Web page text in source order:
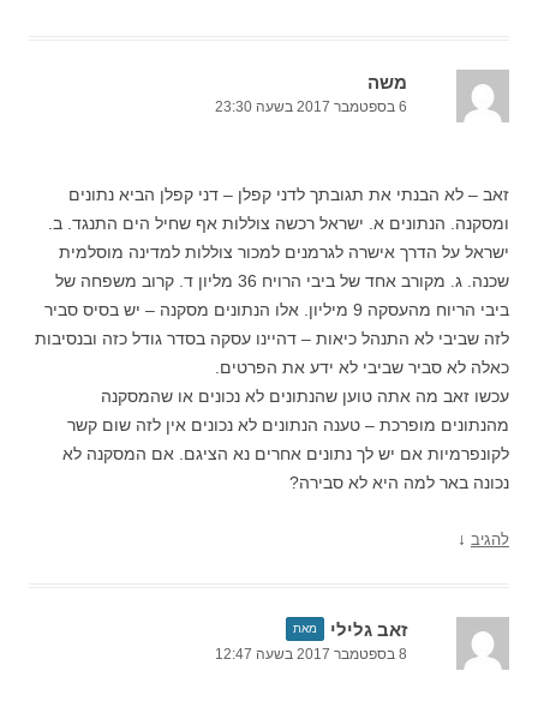
משה
6 בספטמבר 2017 בשעה 23:30
זאב – לא הבנתי את תגובתך לדני קפלן – דני קפלן הביא נתונים
ומסקנה. הנתונים א. ישראל רכשה צוללות אף שחיל הים התנגד. ב.
ישראל על הדרך אישרה לגרמנים למכור צוללות למדינה מוסלמית
שכנה. ג. מקורב אחד של ביבי הרויח 36 מליון ד. קרוב משפחה של
ביבי הריוח מהעסקה 9 מיליון. אלו הנתונים מסקנה – יש בסיס סביר
לזה שביבי לא התנהל כיאות – דהיינו עסקה בסדר גודל כזה ובנסיבות
כאלה לא סביר שביבי לא ידע את הפרטים.
עכשו זאב מה אתה טוען שהנתונים לא נכונים או שהמסקנה
מהנתונים מופרכת – טענה הנתונים לא נכונים אין לזה שום קשר
לקונפרמיות אם יש לך נתונים אחרים נא הציגם. אם המסקנה לא
נכונה באר למה היא לא סבירה?
להגיב ↓
זאב גלילי מאת
8 בספטמבר 2017 בשעה 12:47